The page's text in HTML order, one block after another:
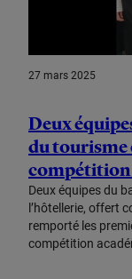
27 mars 2025
Deux
du tourisme
compétition
Deux équipes du
l’hôtellerie, offert
remporté les
compétition